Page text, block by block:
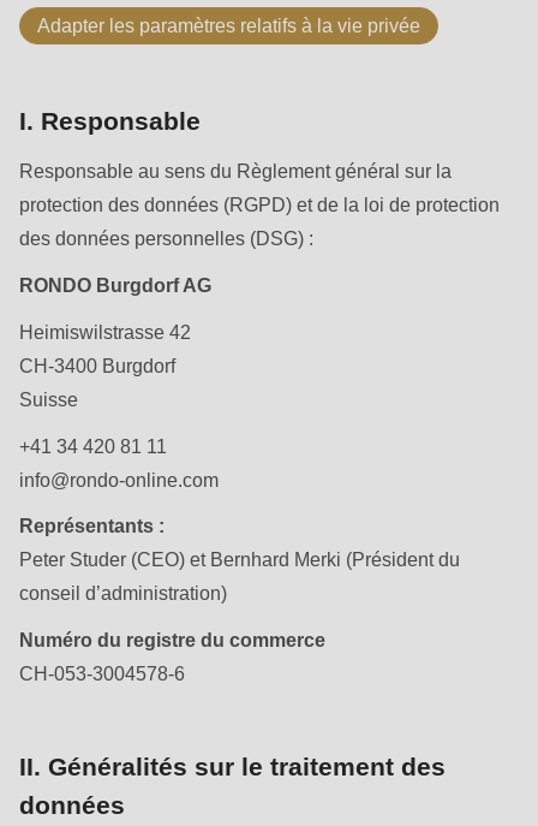
is
deprecated
>Drupal\rondo_contact\
{closure}
()
(line
592
modules/custom/rondo_contact/src/ContactService.php
Deprecated
function
mb_substr():
null
#1
($string)
string
is
Adapter les paramètres relatifs à la vie privée
I. Responsable
Responsable au sens du Règlement général sur la
protection des données (RGPD) et de la loi de protection
des données personnelles (DSG) :
RONDO Burgdorf AG
Heimiswilstrasse 42
CH-3400 Burgdorf
Suisse
+41 34 420 81 11
info@rondo-online.com
Représentants :
Peter Studer (CEO) et Bernhard Merki (Président du
conseil d’administration)
Numéro du registre du commerce
CH-053-3004578-6
II. Généralités sur le traitement des
données